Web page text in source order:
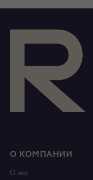
О КОМПАНИИ
О нас